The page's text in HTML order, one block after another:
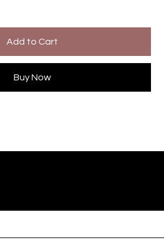
Add to Cart
Buy Now